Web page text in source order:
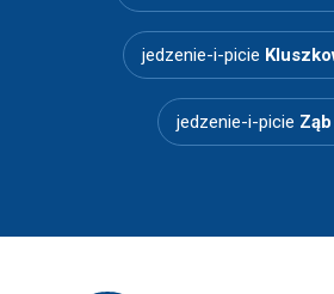
jedzenie-i-picie
jedzenie-i-picie Ząb